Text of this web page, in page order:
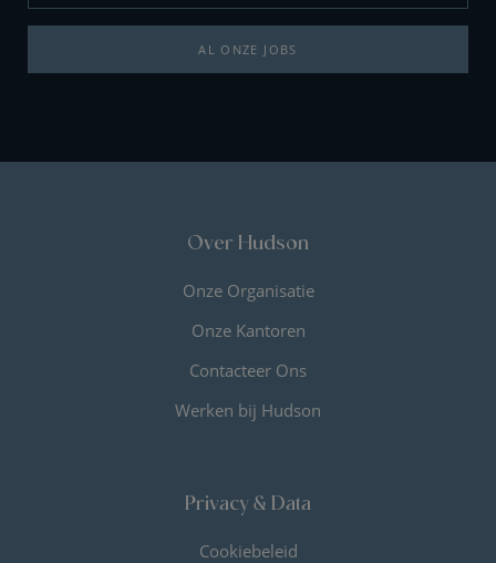
AL ONZE JOBS
Over Hudson
Onze Organisatie
Onze Kantoren
Contacteer Ons
Werken bij Hudson
Privacy & Data
Cookiebeleid